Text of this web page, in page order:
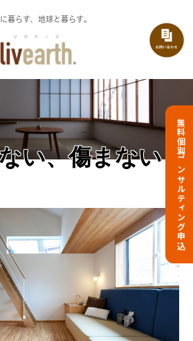
暮らす、地球と暮らす。
無料個別コンサルティング申込
い、傷まない